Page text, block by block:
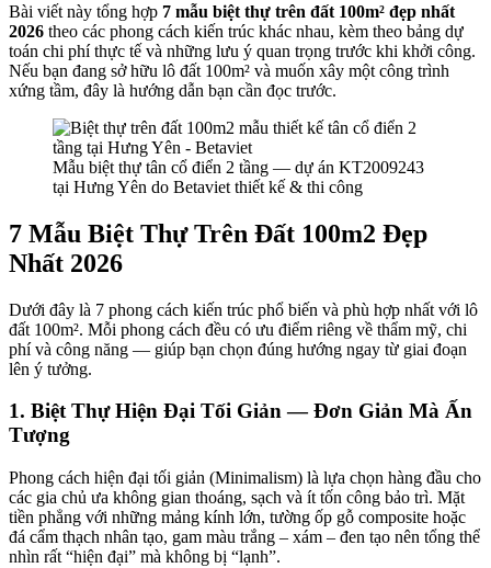
Bài viết này tổng hợp 7 mẫu biệt thự trên đất 100m² đẹp nhất
2026 theo các phong cách kiến trúc khác nhau, kèm theo bảng dự
toán chi phí thực tế và những lưu ý quan trọng trước khi khởi công.
Nếu bạn đang sở hữu lô đất 100m² và muốn xây một công trình
xứng tầm, đây là hướng dẫn bạn cần đọc trước.
Mẫu biệt thự tân cổ điển 2 tầng — dự án KT2009243
tại Hưng Yên do Betaviet thiết kế & thi công
7 Mẫu Biệt Thự Trên Đất 100m2 Đẹp
Nhất 2026
Dưới đây là 7 phong cách kiến trúc phổ biến và phù hợp nhất với lô
đất 100m². Mỗi phong cách đều có ưu điểm riêng về thẩm mỹ, chi
phí và công năng — giúp bạn chọn đúng hướng ngay từ giai đoạn
lên ý tưởng.
1. Biệt Thự Hiện Đại Tối Giản — Đơn Giản Mà Ấn
Tượng
Phong cách hiện đại tối giản (Minimalism) là lựa chọn hàng đầu cho
các gia chủ ưa không gian thoáng, sạch và ít tốn công bảo trì. Mặt
tiền phẳng với những mảng kính lớn, tường ốp gỗ composite hoặc
đá cẩm thạch nhân tạo, gam màu trắng – xám – đen tạo nên tổng thể
nhìn rất “hiện đại” mà không bị “lạnh”.